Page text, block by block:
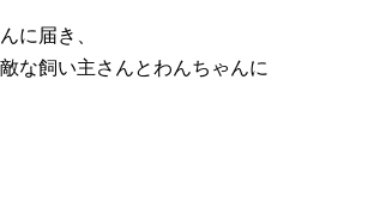
に届き、
な飼い主さんとわんちゃんに